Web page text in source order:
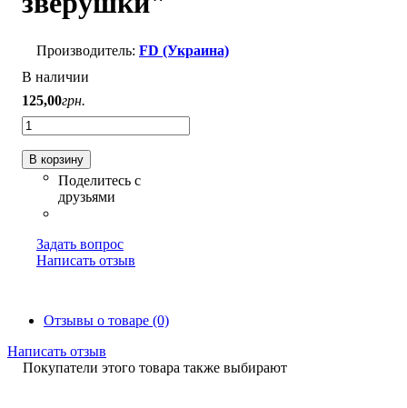
FD (Украина)
В наличии
125,00грн.
В корзину
Задать вопрос
Написать отзыв
Отзывы о товаре (0)
Написать отзыв
Покупатели этого товара также выбирают